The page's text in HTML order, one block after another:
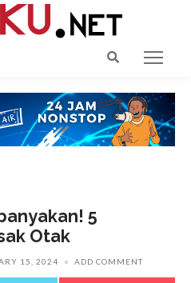
5
Otak
15, 2024 ADD COMMENT